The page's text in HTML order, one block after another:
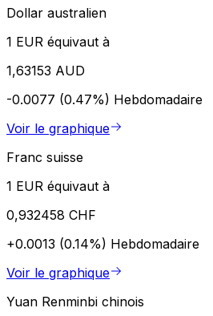
Dollar australien
1 EUR équivaut à
1,63153 AUD
-0.0077 (0.47%) Hebdomadaire
Voir le graphique
Franc suisse
1 EUR équivaut à
0,932458 CHF
+0.0013 (0.14%) Hebdomadaire
Voir le graphique
Yuan Renminbi chinois